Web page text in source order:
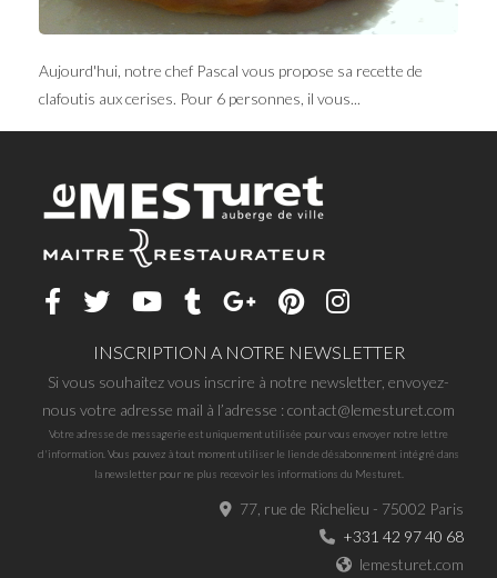
Aujourd'hui, notre chef Pascal vous propose sa recette de
clafoutis aux cerises. Pour 6 personnes, il vous...
INSCRIPTION A NOTRE NEWSLETTER
Si vous souhaitez vous inscrire à notre newsletter, envoyez-
nous votre adresse mail à l’adresse : contact@lemesturet.com
Votre adresse de messagerie est uniquement utilisée pour vous envoyer notre lettre
d'information. Vous pouvez à tout moment utiliser le lien de désabonnement intégré dans
la newsletter pour ne plus recevoir les informations du Mesturet.
77, rue de Richelieu - 75002 Paris
+331 42 97 40 68
lemesturet.com